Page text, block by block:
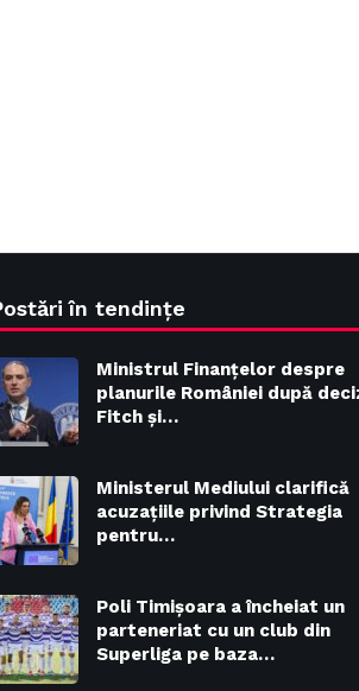
în tendințe
Ministrul Finanțelor despre
planurile României după
Fitch și…
Ministerul Mediului clarifică
acuzațiile privind Strategia
pentru…
Poli Timișoara a încheiat un
parteneriat cu un club din
Superliga pe baza…